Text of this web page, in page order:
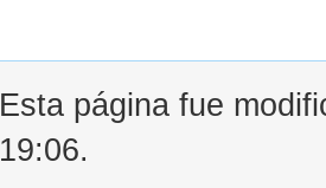
Esta página fue
19:06.